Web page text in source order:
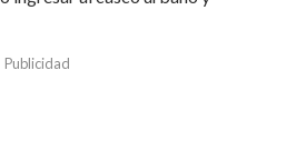
Publicidad